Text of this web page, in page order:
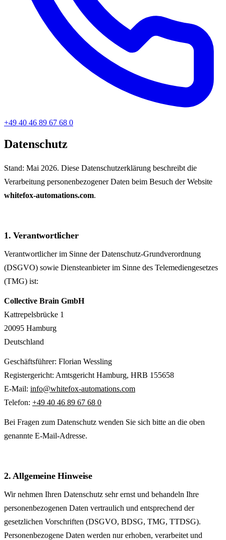
+49 40 46 89 67 68 0
Datenschutz
Stand: Mai 2026. Diese Datenschutzerklärung beschreibt die
Verarbeitung personen­bezogener Daten beim Besuch der Website
whitefox-automations.com.
1. Verantwortlicher
Verantwortlicher im Sinne der Datenschutz-Grund­verordnung
(DSGVO) sowie Diensteanbieter im Sinne des Tele­medien­gesetzes
(TMG) ist:
Collective Brain GmbH
Kattrepelsbrücke 1
20095 Hamburg
Deutschland
Geschäftsführer: Florian Wessling
Registergericht: Amtsgericht Hamburg, HRB 155658
E-Mail: info@whitefox-automations.com
Telefon: +49 40 46 89 67 68 0
Bei Fragen zum Datenschutz wenden Sie sich bitte an die oben
genannte E-Mail-Adresse.
2. Allgemeine Hinweise
Wir nehmen Ihren Datenschutz sehr ernst und behandeln Ihre
personen­bezogenen Daten vertraulich und entsprechend der
gesetzlichen Vorschriften (DSGVO, BDSG, TMG, TTDSG).
Personen­bezogene Daten werden nur erhoben, verarbeitet und